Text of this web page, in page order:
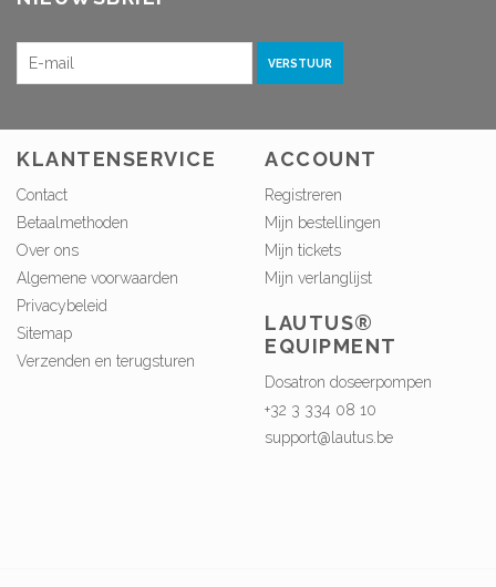
VERSTUUR
KLANTENSERVICE
Contact
Betaalmethoden
Over ons
Algemene voorwaarden
Privacybeleid
Sitemap
Verzenden en terugsturen
ACCOUNT
Registreren
Mijn bestellingen
Mijn tickets
Mijn verlanglijst
LAUTUS®
EQUIPMENT
Dosatron doseerpompen
+32 3 334 08 10
support@lautus.be